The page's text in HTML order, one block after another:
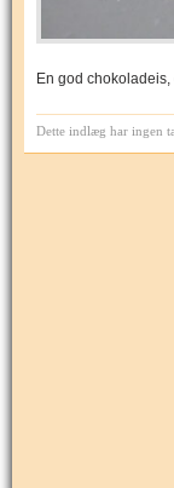
En god
Dette indlæg har ingen